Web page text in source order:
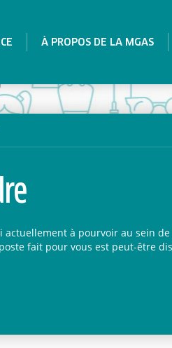
À PROPOS DE LA MGAS
actuellement à pourvoir au sein
fait pour vous est peut-être